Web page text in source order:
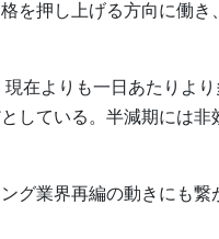
を押し上げる方向に働き
在よりも一日あたりより
している。半減期には非
グ業界再編の動きにも繋